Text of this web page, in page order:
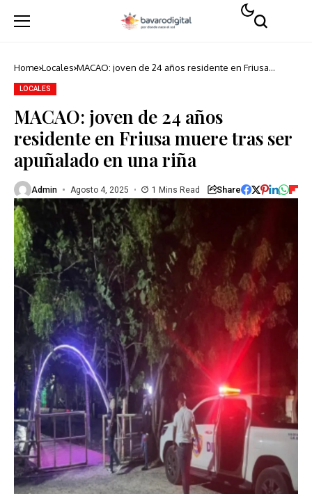
Home Locales MACAO: joven de 24 años residente en Friusa
LOCALES
MACAO: joven de 24 años
residente en Friusa muere tras ser
apuñalado en una riña
Admin Agosto 4, 2025 1 Mins Read Share